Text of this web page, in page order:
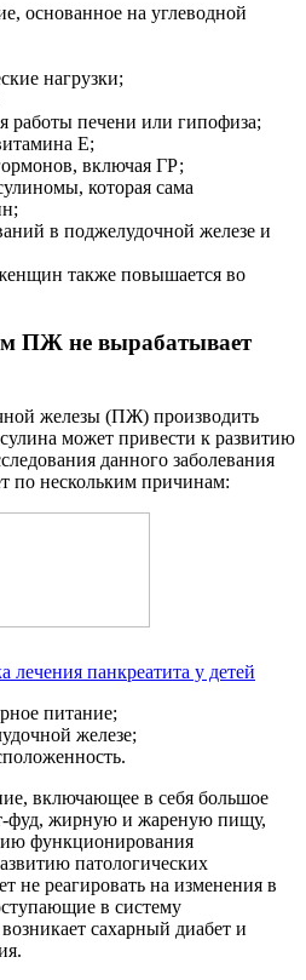
основанное на углеводной
нагрузки;
работы печени или гипофиза;
Е;
включая ГР;
которая сама
в поджелудочной железе и
также повышается во
ПЖ не вырабатывает
железы (ПЖ) производить
может привести к развитию
данного заболевания
по нескольким причинам:
панкреатита у детей
питание;
железе;
включающее в себя большое
фуд, жирную и жареную пищу,
функционирования
патологических
не реагировать на изменения в
в систему
сахарный диабет и